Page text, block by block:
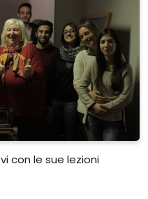
con le sue lezioni